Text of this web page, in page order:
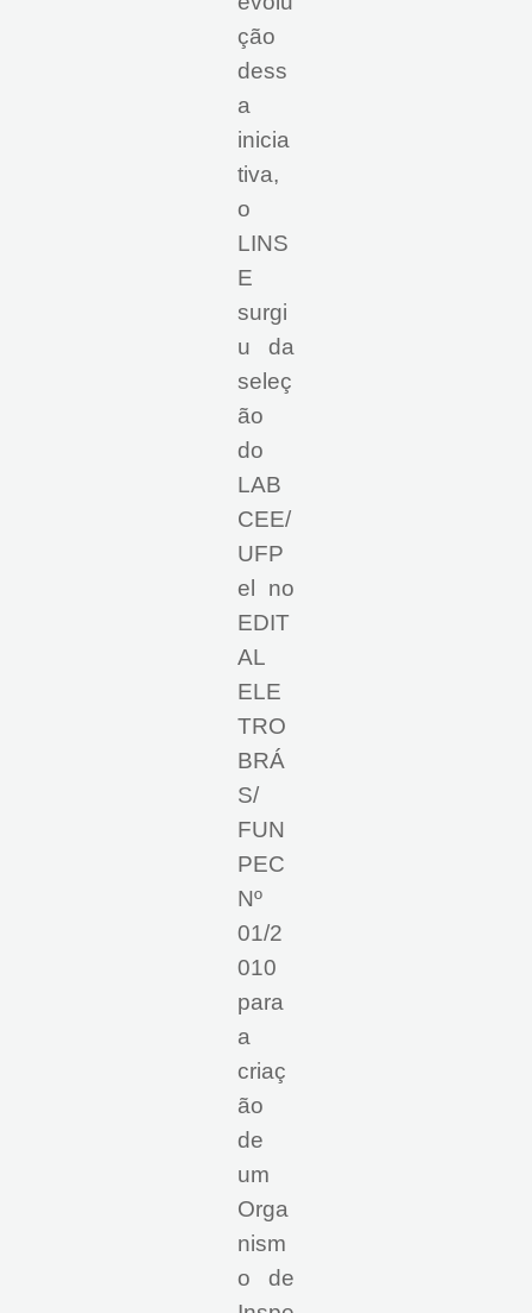
ção
dess
a
inicia
tiva,
o
LINS
E
surgi
u da
seleç
ão
do
LAB
CEE/
UFP
el no
EDIT
AL
ELE
TRO
BRÁ
S/
FUN
PEC
Nº
01/2
010
para
a
criaç
ão
de
um
Orga
nism
o de